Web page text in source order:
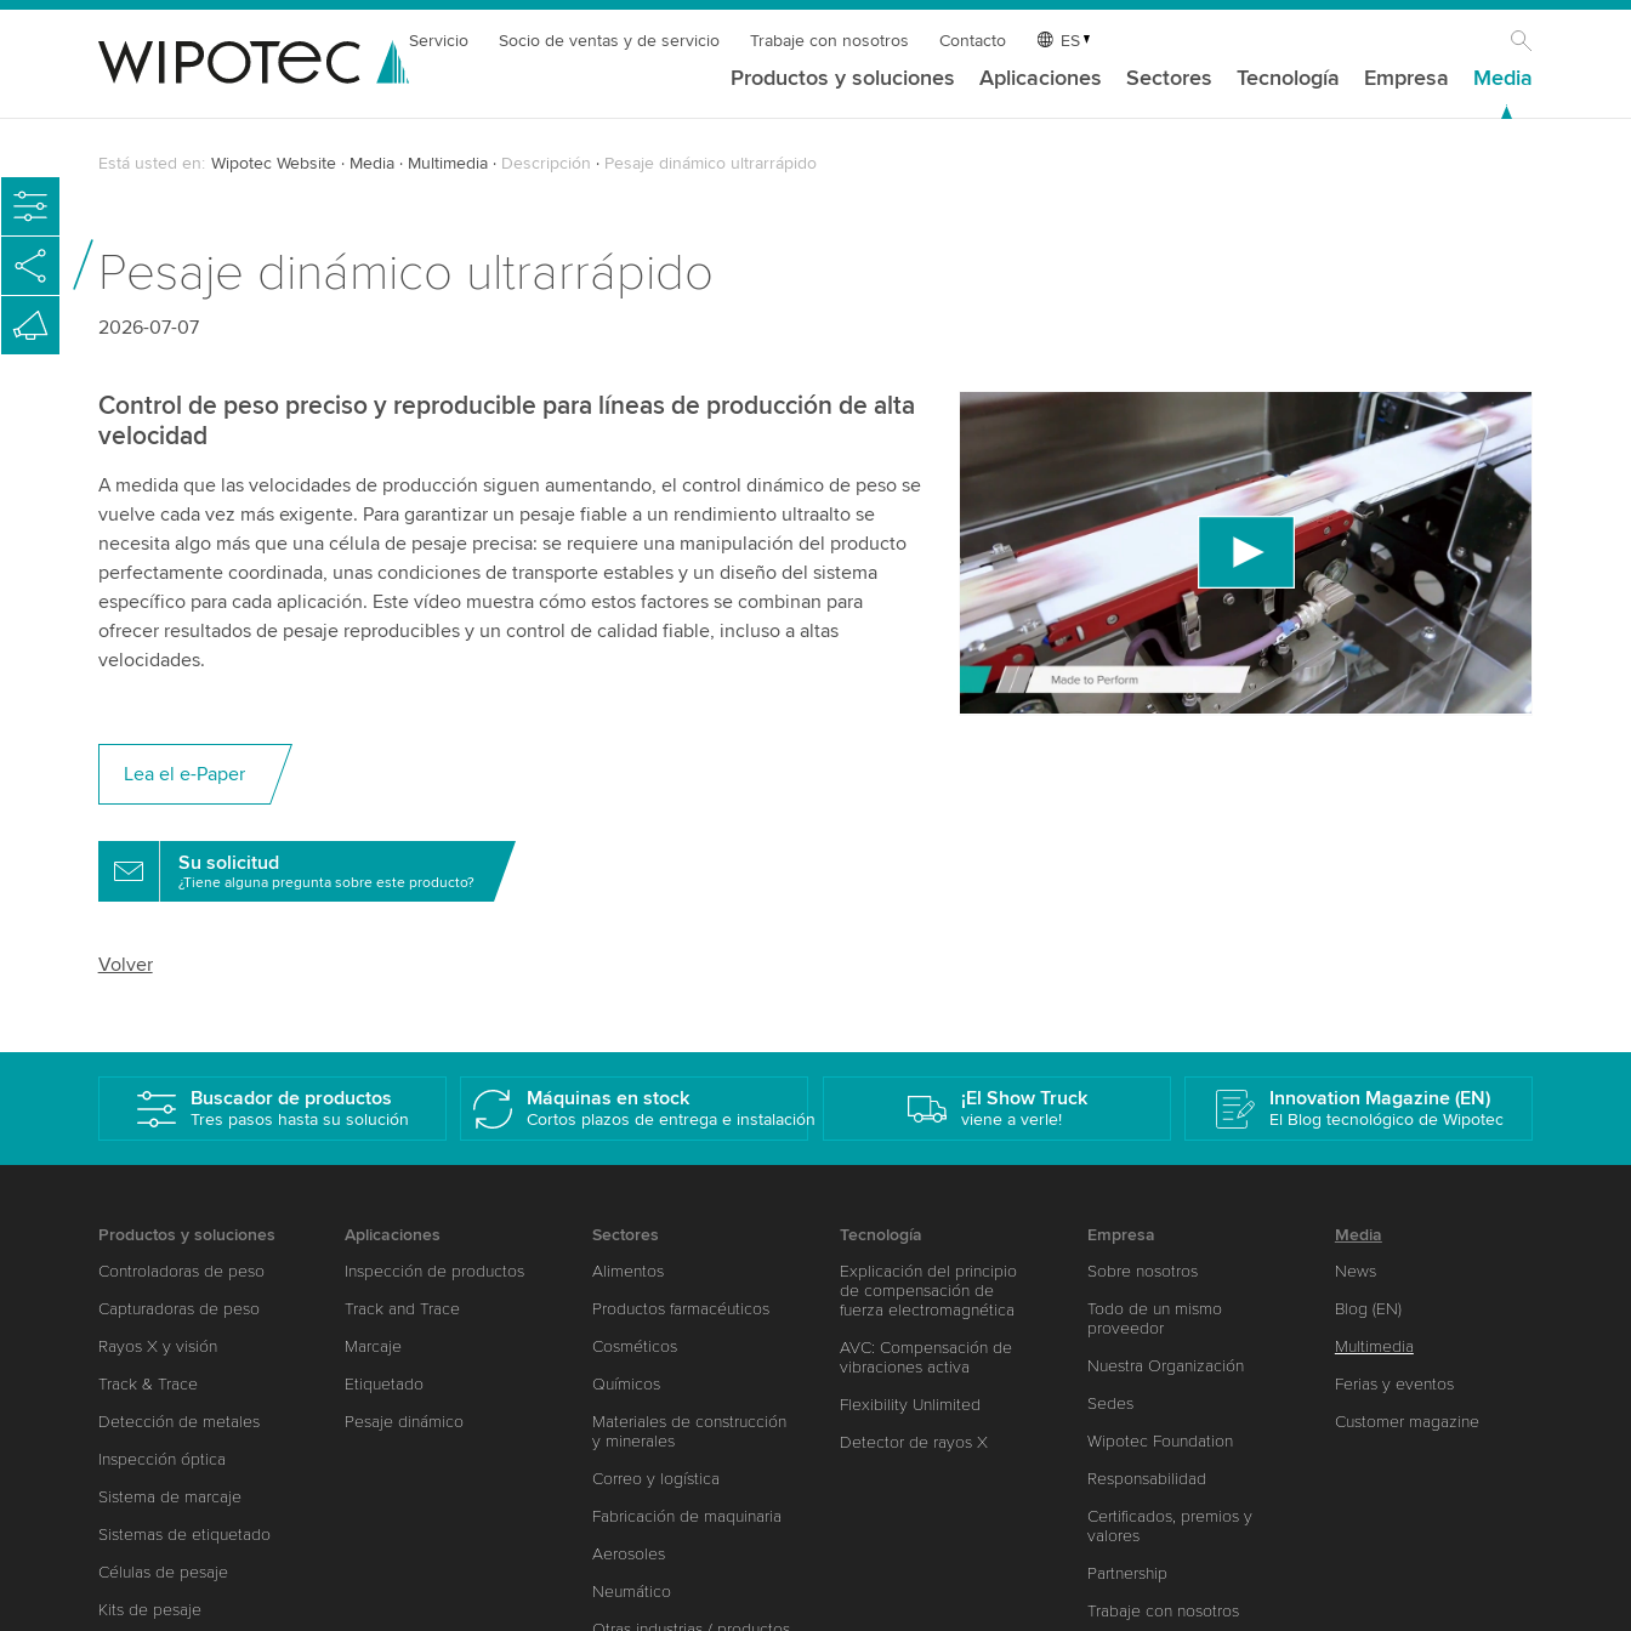
Servicio Socio de ventas y de servicio Trabaje con nosotros Contacto ES
Productos y soluciones Aplicaciones Sectores Tecnología Empresa Media
Está usted en: Wipotec Website Media Multimedia Descripción Pesaje dinámico ultrarrápido
Pesaje dinámico ultrarrápido
2026-07-07
¡Necesitamos tu consentimiento para cargar el
servicio de video de YouTube!
Utilizamos un servicio de terceros para incrustar contenido
de video que puede recopilar datos sobre tu actividad. Por
favor, revisa los detalles y acepta el servicio para ver este
video.
Aceptar Más información
Control de peso preciso y reproducible para líneas de producción de alta
velocidad
A medida que las velocidades de producción siguen aumentando, el control dinámico de peso se
vuelve cada vez más exigente. Para garantizar un pesaje fiable a un rendimiento ultraalto se
necesita algo más que una célula de pesaje precisa: se requiere una manipulación del producto
perfectamente coordinada, unas condiciones de transporte estables y un diseño del sistema
específico para cada aplicación. Este vídeo muestra cómo estos factores se combinan para
ofrecer resultados de pesaje reproducibles y un control de calidad fiable, incluso a altas
velocidades.
Lea el e-Paper
Su solicitud
¿Tiene alguna pregunta sobre este producto?
Volver
Buscador de productos
Tres pasos hasta su solución
Máquinas en stock
Cortos plazos de entrega e instalación
¡El Show Truck
viene a verle!
Innovation Magazine (EN)
El Blog tecnológico de Wipotec
Productos y soluciones
Controladoras de peso
Capturadoras de peso
Rayos X y visión
Track & Trace
Detección de metales
Inspección óptica
Sistema de marcaje
Sistemas de etiquetado
Células de pesaje
Kits de pesaje
Aplicaciones
Inspección de productos
Track and Trace
Marcaje
Etiquetado
Pesaje dinámico
Sectores
Alimentos
Productos farmacéuticos
Cosméticos
Químicos
Materiales de construcción
y minerales
Correo y logística
Fabricación de maquinaria
Aerosoles
Neumático
Tecnología
Explicación del principio
de compensación de
fuerza electromagnética
AVC: Compensación de
vibraciones activa
Flexibility Unlimited
Detector de rayos X
Empresa
Sobre nosotros
Todo de un mismo
proveedor
Nuestra Organización
Sedes
Wipotec Foundation
Responsabilidad
Certificados, premios y
valores
Partnership
Trabaje con nosotros
Media
News
Blog (EN)
Multimedia
Ferias y eventos
Customer magazine